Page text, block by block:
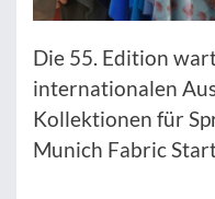
Die 55. Edition
internationalen
Kollektionen für
Munich Fabric